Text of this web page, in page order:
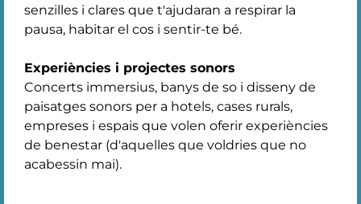
senzilles i clares que t'ajudaran a respirar la
pausa, habitar el cos i sentir-te bé.
Experiències i projectes sonors
Concerts immersius, banys de so i disseny de
paisatges sonors per a hotels, cases rurals,
empreses i espais que volen oferir experiències
de benestar (d'aquelles que voldries que no
acabessin mai).